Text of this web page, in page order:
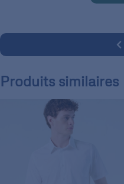
Produits similaires